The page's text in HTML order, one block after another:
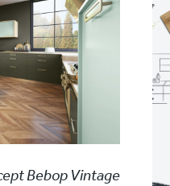
Bebop Vintage